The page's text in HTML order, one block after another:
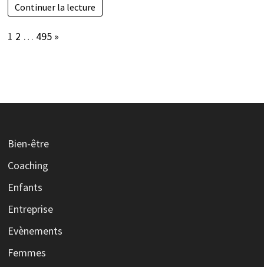
Continuer la lecture
Page:
1 2 … 495 Next
»
Bien-être
Coaching
Enfants
Entreprise
Evènements
Femmes